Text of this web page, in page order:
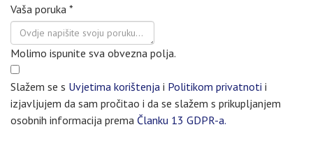
Vaša poruka *
Molimo ispunite sva obvezna polja.
Slažem se s Uvjetima korištenja i Politikom privatnoti i
izjavljujem da sam pročitao i da se slažem s prikupljanjem
osobnih informacija prema Članku 13 GDPR-a.